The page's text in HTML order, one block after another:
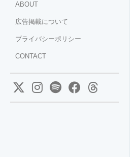
ABOUT
広告掲載について
プライバシーポリシー
CONTACT